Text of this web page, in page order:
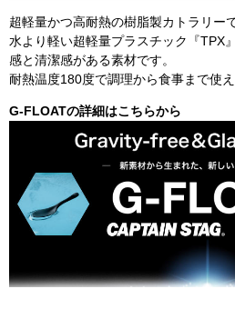
お買い物を続ける
超軽量かつ高耐熱の樹脂製カトラリーで
水より軽い超軽量プラスチック『TPX
感と清潔感がある素材です。
耐熱温度180度で調理から食事まで使え
G-FLOATの詳細はこちらから